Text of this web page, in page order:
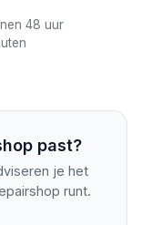
48 uur
past?
je het
runt.